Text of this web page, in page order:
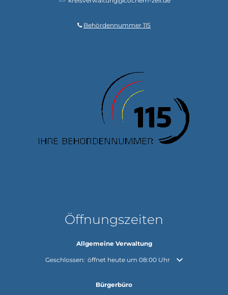
Behördennummer 115
Öffnungszeiten
Allgemeine Verwaltung
Klicken, um weitere Öffnungs- oder Schließzeiten
Geschlossen: öffnet heute um 08:00 Uhr
Bürgerbüro